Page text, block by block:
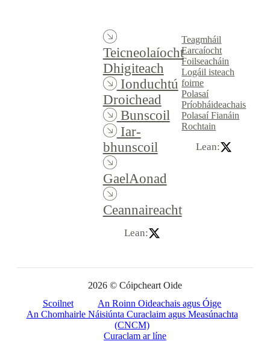
Teicneolaíocht
Dhigiteach
Ionduchtú
Droichead
Bunscoil
Iar-
bhunscoil
GaelAonad
Ceannaireacht
Lean:
Teagmháil
Earcaíocht
Foilseacháin
Logáil isteach
foirne
Polasaí
Príobháideachais
Polasaí Fianáin
Rochtain
Lean:
2026 © Cóipcheart Oide
Scoilnet
An Roinn Oideachais agus Óige
An Chomhairle Náisiúnta Curaclaim agus Measúnachta
(CNCM)
Curaclam ar líne